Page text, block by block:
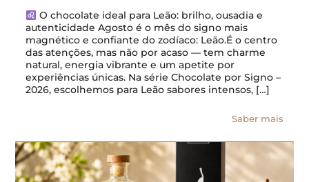
O chocolate ideal para Leão: brilho, ousadia e
autenticidade Agosto é o mês do signo mais
magnético e confiante do zodíaco: Leão.É o centro
das atenções, mas não por acaso — tem charme
natural, energia vibrante e um apetite por
experiências únicas. Na série Chocolate por Signo –
2026, escolhemos para Leão sabores intensos, […]
Saber mais